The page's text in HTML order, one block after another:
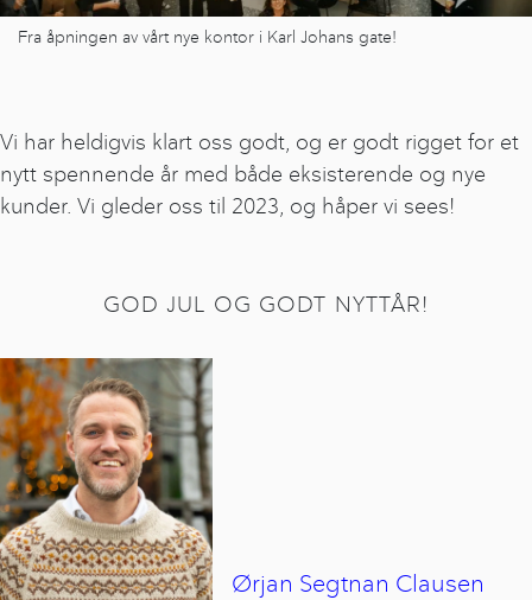
Fra åpningen av vårt nye kontor i Karl Johans gate!
Vi har heldigvis klart oss godt, og er godt rigget for et
nytt spennende år med både eksisterende og nye
kunder. Vi gleder oss til 2023, og håper vi sees!
GOD JUL OG GODT NYTTÅR!
Ørjan Segtnan Clausen